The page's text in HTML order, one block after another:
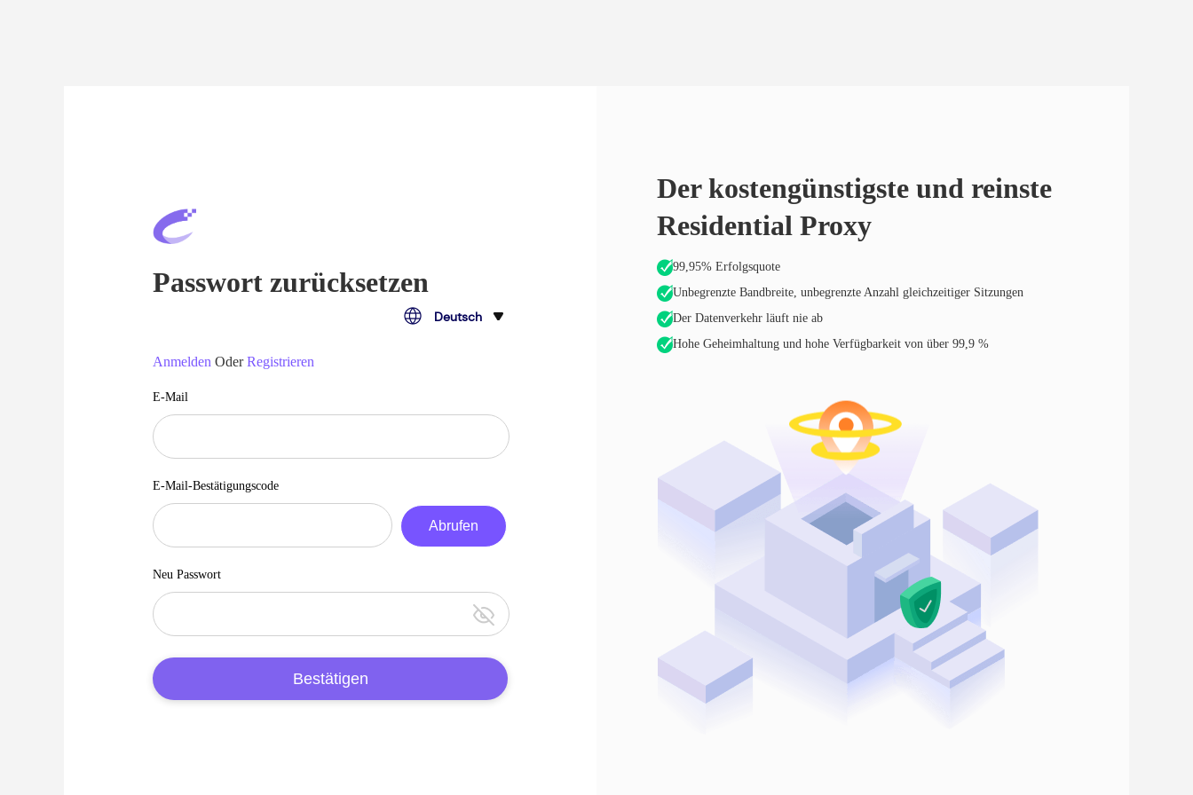
Passwort zurücksetzen
Deutsch
Anmelden OderRegistrieren
E-Mail
E-Mail-Bestätigungscode
Abrufen
Neu Passwort
Bestätigen
Der kostengünstigste und reinste
Residential Proxy
99,95% Erfolgsquote
Unbegrenzte Bandbreite, unbegrenzte Anzahl gleichzeitiger Sitzungen
Der Datenverkehr läuft nie ab
Hohe Geheimhaltung und hohe Verfügbarkeit von über 99,9 %